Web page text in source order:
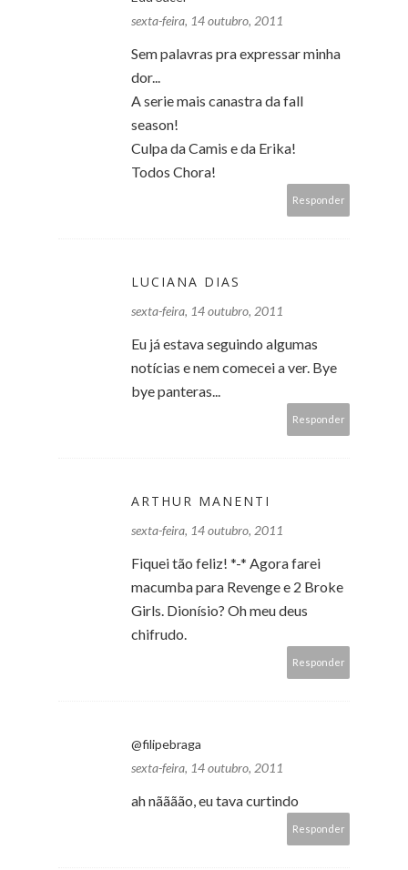
sexta-feira, 14 outubro, 2011
Sem palavras pra expressar minha
dor...
A serie mais canastra da fall
season!
Culpa da Camis e da Erika!
Todos Chora!
Responder
LUCIANA DIAS
sexta-feira, 14 outubro, 2011
Eu já estava seguindo algumas
notícias e nem comecei a ver. Bye
bye panteras...
Responder
ARTHUR MANENTI
sexta-feira, 14 outubro, 2011
Fiquei tão feliz! *-* Agora farei
macumba para Revenge e 2 Broke
Girls. Dionísio? Oh meu deus
chifrudo.
Responder
@filipebraga
sexta-feira, 14 outubro, 2011
ah nãããão, eu tava curtindo
Responder